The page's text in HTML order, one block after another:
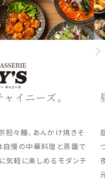
イニーズ。
担々麺、あんかけ焼きそ
自慢の中華料理と蒸籠で
気軽に楽しめるモダンチ